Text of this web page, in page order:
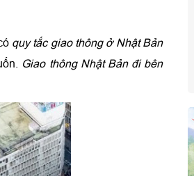
quy tắc giao thông ở Nhật Bản
Giao thông Nhật Bản đi bên